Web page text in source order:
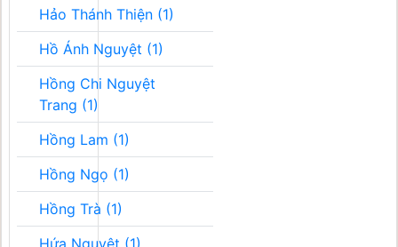
Hảo Thánh Thiện (1)
Hồ Ánh Nguyệt (1)
Hồng Chi Nguyệt
Trang (1)
Hồng Lam (1)
Hồng Ngọ (1)
Hồng Trà (1)
Hứa Nguyệt (1)